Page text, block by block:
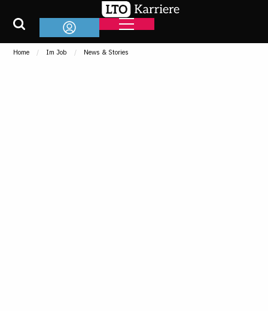
Home Im Job News & Stories